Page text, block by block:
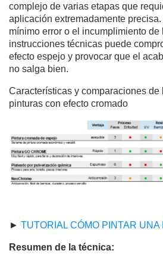
complejo de varias etapas que
aplicación extremadamente
mínimo error o el incumplimiento de
instrucciones técnicas puede
efecto espejo y provocar que el
no salga bien.
Características y comparaciones de
pinturas con efecto cromado
► TUTORIAL CÓMO PINTAR UNA
Resumen de la técnica: